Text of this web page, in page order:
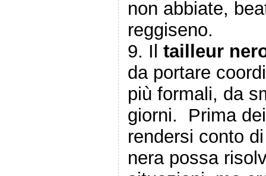
non abbiate,
reggiseno.
9. Il tailleur
da portare
più formali, da
giorni. Prima
rendersi conto
nera possa